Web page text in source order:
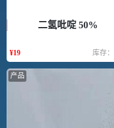
二氢吡啶 50%
¥19 库存：
产品